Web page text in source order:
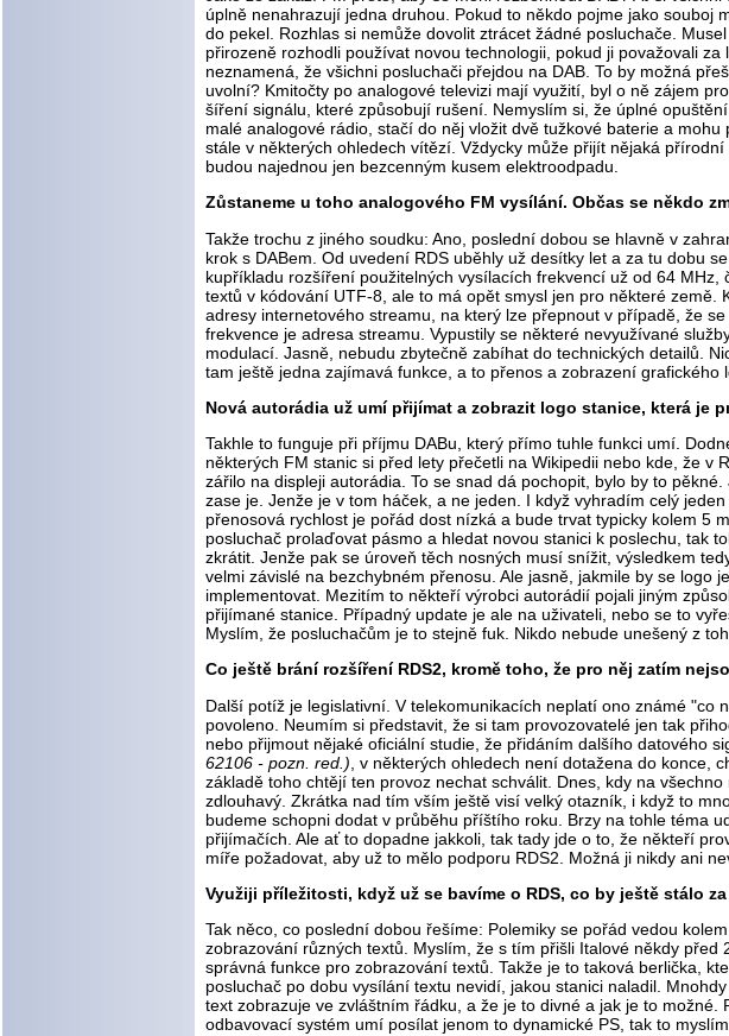
úplně nenahrazují jedna druhou. Pokud to někdo pojme jako souboj
do pekel. Rozhlas si nemůže dovolit ztrácet žádné posluchače.
přirozeně rozhodli používat novou technologii, pokud ji považovali
neznamená, že všichni posluchači přejdou na DAB. To by možná
uvolní? Kmitočty po analogové televizi mají využití, byl o ně zájem
šíření signálu, které způsobují rušení. Nemyslím si, že úplné
malé analogové rádio, stačí do něj vložit dvě tužkové baterie a
stále v některých ohledech vítězí. Vždycky může přijít nějaká
budou najednou jen bezcenným kusem elektroodpadu.
Zůstaneme u toho analogového FM vysílání. Občas se někdo
Takže trochu z jiného soudku: Ano, poslední dobou se hlavně v
krok s DABem. Od uvedení RDS uběhly už desítky let a za tu dobu
kupříkladu rozšíření použitelných vysílacích frekvencí už od 64
textů v kódování UTF-8, ale to má opět smysl jen pro některé
adresy internetového streamu, na který lze přepnout v případě, že
frekvence je adresa streamu. Vypustily se některé nevyužívané
modulací. Jasně, nebudu zbytečně zabíhat do technických detailů.
tam ještě jedna zajímavá funkce, a to přenos a zobrazení grafického
Nová autorádia už umí přijímat a zobrazit logo stanice, která je
Takhle to funguje při příjmu DABu, který přímo tuhle funkci umí.
některých FM stanic si před lety přečetli na Wikipedii nebo kde, že
zářilo na displeji autorádia. To se snad dá pochopit, bylo by to
zase je. Jenže je v tom háček, a ne jeden. I když vyhradím celý
přenosová rychlost je pořád dost nízká a bude trvat typicky kolem 5
posluchač prolaďovat pásmo a hledat novou stanici k poslechu, tak
zkrátit. Jenže pak se úroveň těch nosných musí snížit, výsledkem
velmi závislé na bezchybném přenosu. Ale jasně, jakmile by se
implementovat. Mezitím to někteří výrobci autorádií pojali jiným
přijímané stanice. Případný update je ale na uživateli, nebo se to
Myslím, že posluchačům je to stejně fuk. Nikdo nebude unešený z
Co ještě brání rozšíření RDS2, kromě toho, že pro něj zatím
Další potíž je legislativní. V telekomunikacích neplatí ono známé
povoleno. Neumím si představit, že si tam provozovatelé jen tak
nebo přijmout nějaké oficiální studie, že přidáním dalšího datového
62106 - pozn. red.) , v některých ohledech není dotažena do
základě toho chtějí ten provoz nechat schválit. Dnes, kdy na
zdlouhavý. Zkrátka nad tím vším ještě visí velký otazník, i když to
budeme schopni dodat v průběhu příštího roku. Brzy na tohle téma
přijímačích. Ale ať to dopadne jakkoli, tak tady jde o to, že někteří
míře požadovat, aby už to mělo podporu RDS2. Možná ji nikdy ani
Využiji příležitosti, když už se bavíme o RDS, co by ještě stálo
Tak něco, co poslední dobou řešíme: Polemiky se pořád vedou
zobrazování různých textů. Myslím, že s tím přišli Italové někdy
správná funkce pro zobrazování textů. Takže je to taková berlička,
posluchač po dobu vysílání textu nevidí, jakou stanici naladil.
text zobrazuje ve zvláštním řádku, a že je to divné a jak je to
odbavovací systém umí posílat jenom to dynamické PS, tak to